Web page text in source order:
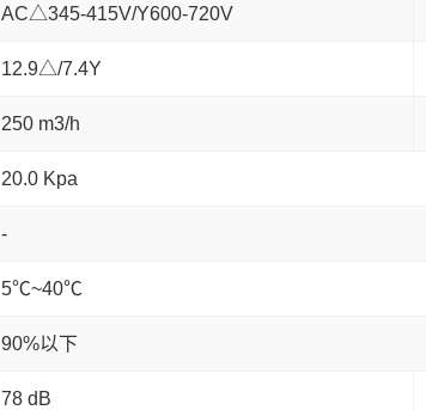
AC△345-415V/Y600-720V
12.9△/7.4Y
250 m3/h
20.0 Kpa
-
5℃~40℃
90%以下
78 dB